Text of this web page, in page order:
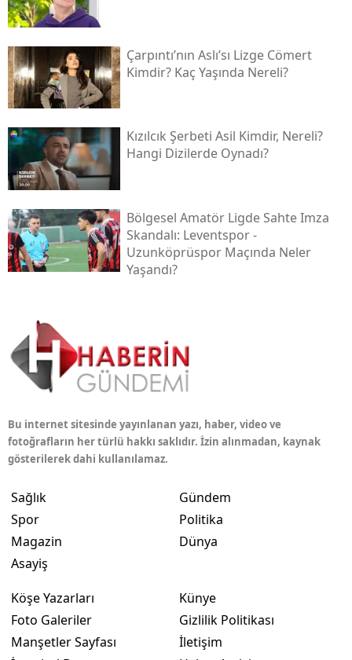
Çarpıntı’nın Aslı’sı Lizge Cömert
Kimdir? Kaç Yaşında Nereli?
Kızılcık Şerbeti Asil Kimdir, Nereli?
Hangi Dizilerde Oynadı?
Bölgesel Amatör Ligde Sahte Imza
Skandalı: Leventspor -
Uzunköprüspor Maçında Neler
Yaşandı?
Bu internet sitesinde yayınlanan yazı, haber, video ve
fotoğrafların her türlü hakkı saklıdır. İzin alınmadan, kaynak
gösterilerek dahi kullanılamaz.
Sağlık
Spor
Magazin
Asayiş
Gündem
Politika
Dünya
Köşe Yazarları
Foto Galeriler
Manşetler Sayfası
Künye
Gizlilik Politikası
İletişim